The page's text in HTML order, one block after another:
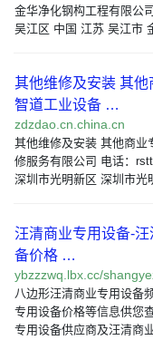
金华净化钢构工程有限公
吴江区 中国 江苏 吴江市
其他维修及安装 其
智道工业设备 …
zdzdao.cn.china.cn
其他维修及安装 其他商业
修服务有限公司 电话：
深圳市光明新区 深圳市
汪清商业专用设备-
备价格 …
ybzzzwq.lbx.cc/
八边形汪清商业专用设备
专用设备价格等信息供您
专用设备供应商及汪清商